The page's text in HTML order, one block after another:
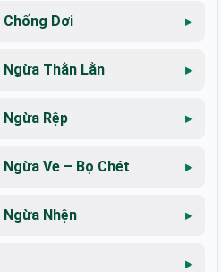
Chống Dơi
Thằn Lằn
Rệp
Ve – Bọ Chét
Nhện